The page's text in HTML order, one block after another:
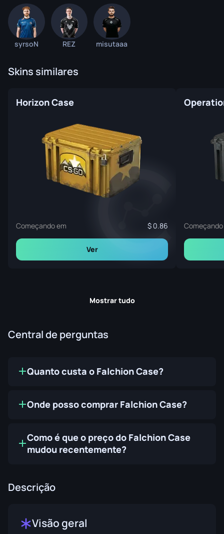
syrsoN REZ misutaaa
Skins similares
Horizon Case
Começando em 0.86
Ver
Mostrar tudo
Central de perguntas
Quanto custa o Falchion Case?
Onde posso comprar Falchion Case?
Como é que o preço do Falchion Case
mudou recentemente?
Descrição
Visão geral